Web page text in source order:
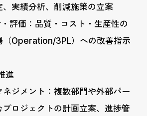
実績分析、削減施策の立案
評価：品質・コスト・生産性の
（Operation/3PL）への改善指示
進
ネジメント：複数部門や外部パー
プロジェクトの計画立案、進捗管